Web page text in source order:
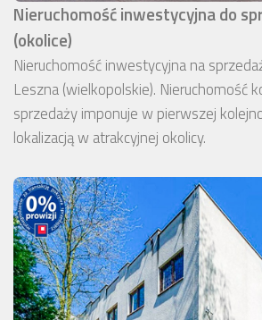
Nieruchomość inwestycyjna do
(okolice)
Nieruchomość inwestycyjna na
Leszna (wielkopolskie). Nieruchomość
sprzedaży imponuje w pierwszej
lokalizacją w atrakcyjnej okolicy.